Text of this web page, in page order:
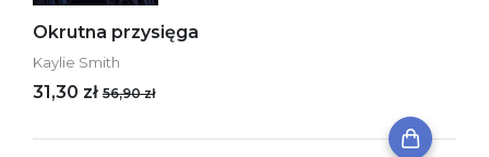
Okrutna przysięga
Kaylie Smith
31,30 zł 56,90 zł